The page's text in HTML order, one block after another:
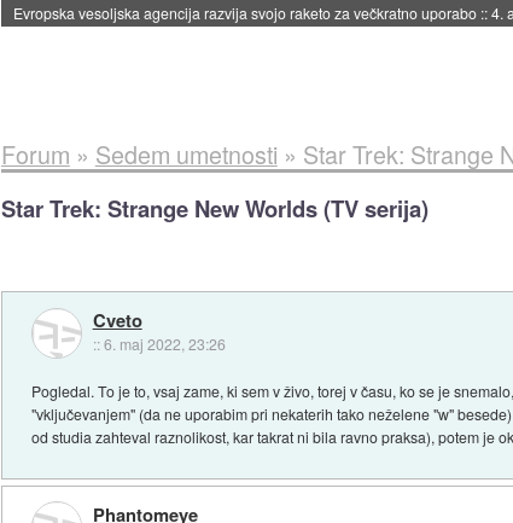
Evropska vesoljska agencija razvija svojo raketo za večkratno uporabo ::4.
Forum » Sedem umetnosti » Star Trek: Strange
Star Trek: Strange New Worlds (TV serija)
Cveto
::6. maj 2022, 23:26
Pogledal. To je to, vsaj zame, ki sem v živo, torej v času, ko se je
"vključevanjem" (da ne uporabim pri nekaterih tako neželene "w"
od studia zahteval raznolikost, kar takrat ni bila ravno praksa), potem je
Phantomeye